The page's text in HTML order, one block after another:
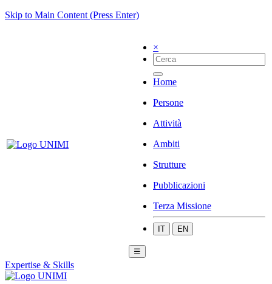
Skip to Main Content (Press Enter)
×
Home
Persone
Attività
Ambiti
Strutture
Pubblicazioni
Terza Missione
IT EN
☰
Expertise & Skills